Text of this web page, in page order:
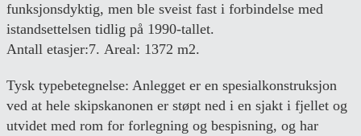
funksjonsdyktig, men ble sveist fast i forbindelse med
istandsettelsen tidlig på 1990-tallet.
Antall etasjer:7. Areal: 1372 m2.
Tysk typebetegnelse: Anlegget er en spesialkonstruksjon
ved at hele skipskanonen er støpt ned i en sjakt i fjellet og
utvidet med rom for forlegning og bespisning, og har